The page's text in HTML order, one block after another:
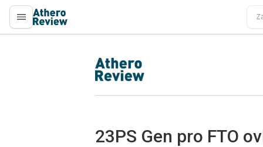
proLékaře.cz
proLékaře.cz
23PS Gen pro FTO